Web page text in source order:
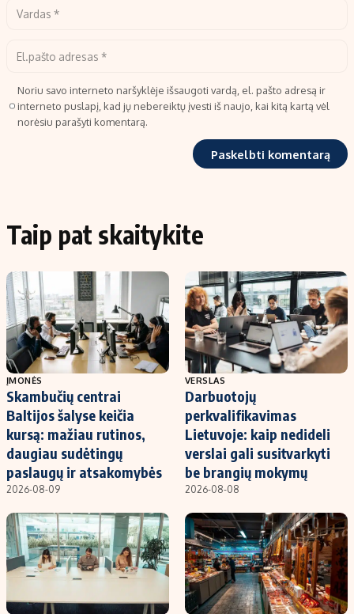
Noriu savo interneto naršyklėje išsaugoti vardą, el. pašto adresą ir
interneto puslapį, kad jų nebereiktų įvesti iš naujo, kai kitą kartą vėl
norėsiu parašyti komentarą.
Taip pat skaitykite
ĮMONĖS
Skambučių centrai
Baltijos šalyse keičia
kursą: mažiau rutinos,
daugiau sudėtingų
paslaugų ir atsakomybės
2026-08-09
VERSLAS
Darbuotojų
perkvalifikavimas
Lietuvoje: kaip nedideli
verslai gali susitvarkyti
be brangių mokymų
2026-08-08